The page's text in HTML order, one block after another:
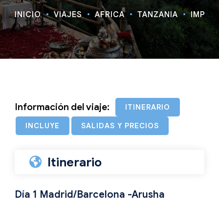
INICIO VIAJES ÁFRICA TANZANIA
Información del viaje: ITINERARIO
INCLUYE SALIDAS Y PRECIOS
Itinerario
Día 1 Madrid/Barcelona -Arusha